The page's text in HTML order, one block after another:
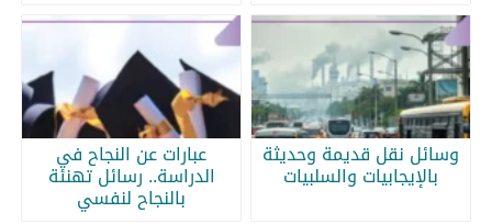
وسائل نقل قديمة وحديثة
بالإيجابيات والسلبيات
عبارات عن النجاح في
الدراسة.. رسائل تهنئة
بالنجاح لنفسي